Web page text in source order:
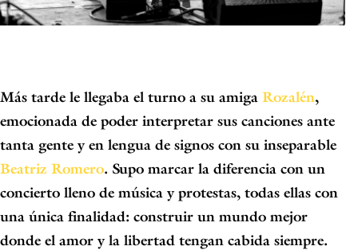
Más tarde le llegaba el turno a su amiga Rozalén,
emocionada de poder interpretar sus canciones ante
tanta gente y en lengua de signos con su inseparable
Beatriz Romero. Supo marcar la diferencia con un
concierto lleno de música y protestas, todas ellas con
una única finalidad: construir un mundo mejor
donde el amor y la libertad tengan cabida siempre.